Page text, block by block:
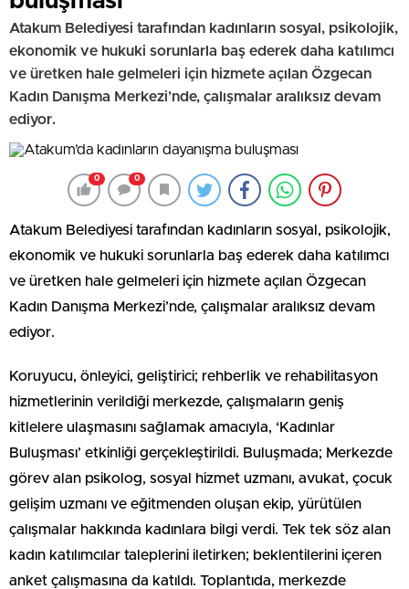
Atakum Belediyesi tarafından kadınların sosyal, psikolojik,
ekonomik ve hukuki sorunlarla baş ederek daha katılımcı
ve üretken hale gelmeleri için hizmete açılan Özgecan
Kadın Danışma Merkezi’nde, çalışmalar aralıksız devam
ediyor.
0 0
Atakum Belediyesi tarafından kadınların sosyal, psikolojik,
ekonomik ve hukuki sorunlarla baş ederek daha katılımcı
ve üretken hale gelmeleri için hizmete açılan Özgecan
Kadın Danışma Merkezi’nde, çalışmalar aralıksız devam
ediyor.
Koruyucu, önleyici, geliştirici; rehberlik ve rehabilitasyon
hizmetlerinin verildiği merkezde, çalışmaların geniş
kitlelere ulaşmasını sağlamak amacıyla, ‘Kadınlar
Buluşması’ etkinliği gerçekleştirildi. Buluşmada; Merkezde
görev alan psikolog, sosyal hizmet uzmanı, avukat, çocuk
gelişim uzmanı ve eğitmenden oluşan ekip, yürütülen
çalışmalar hakkında kadınlara bilgi verdi. Tek tek söz alan
kadın katılımcılar taleplerini iletirken; beklentilerini içeren
anket çalışmasına da katıldı. Toplantıda, merkezde